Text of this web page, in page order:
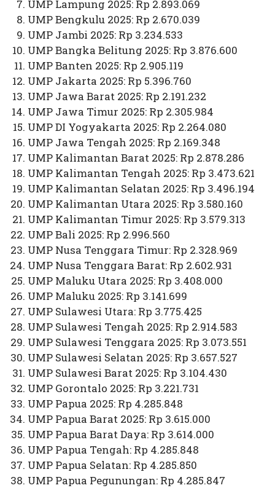
UMP Lampung 2025: Rp 2.893.069
UMP Bengkulu 2025: Rp 2.670.039
UMP Jambi 2025: Rp 3.234.533
UMP Bangka Belitung 2025: Rp 3.876.600
UMP Banten 2025: Rp 2.905.119
UMP Jakarta 2025: Rp 5.396.760
UMP Jawa Barat 2025: Rp 2.191.232
UMP Jawa Timur 2025: Rp 2.305.984
UMP DI Yogyakarta 2025: Rp 2.264.080
UMP Jawa Tengah 2025: Rp 2.169.348
UMP Kalimantan Barat 2025: Rp 2.878.286
UMP Kalimantan Tengah 2025: Rp 3.473.621
UMP Kalimantan Selatan 2025: Rp 3.496.194
UMP Kalimantan Utara 2025: Rp 3.580.160
UMP Kalimantan Timur 2025: Rp 3.579.313
UMP Bali 2025: Rp 2.996.560
UMP Nusa Tenggara Timur: Rp 2.328.969
UMP Nusa Tenggara Barat: Rp 2.602.931
UMP Maluku Utara 2025: Rp 3.408.000
UMP Maluku 2025: Rp 3.141.699
UMP Sulawesi Utara: Rp 3.775.425
UMP Sulawesi Tengah 2025: Rp 2.914.583
UMP Sulawesi Tenggara 2025: Rp 3.073.551
UMP Sulawesi Selatan 2025: Rp 3.657.527
UMP Sulawesi Barat 2025: Rp 3.104.430
UMP Gorontalo 2025: Rp 3.221.731
UMP Papua 2025: Rp 4.285.848
UMP Papua Barat 2025: Rp 3.615.000
UMP Papua Barat Daya: Rp 3.614.000
UMP Papua Tengah: Rp 4.285.848
UMP Papua Selatan: Rp 4.285.850
UMP Papua Pegunungan: Rp 4.285.847